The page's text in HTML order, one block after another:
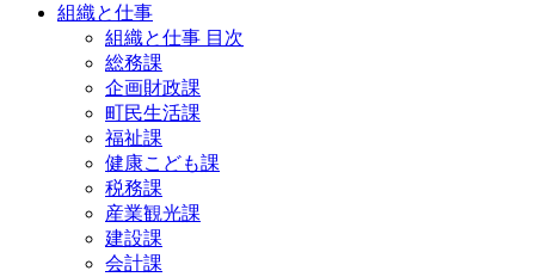
組織と仕事
組織と仕事 目次
総務課
企画財政課
町民生活課
福祉課
健康こども課
税務課
産業観光課
建設課
会計課